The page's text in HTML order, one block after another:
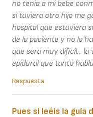
no tenia a mi bebe
si tuviera otro hijo me
hospital que estuviera
de la paciente y no lo
que sera muy dificil... la
epidural que tanto
Respuesta
Pues si leéis la guía